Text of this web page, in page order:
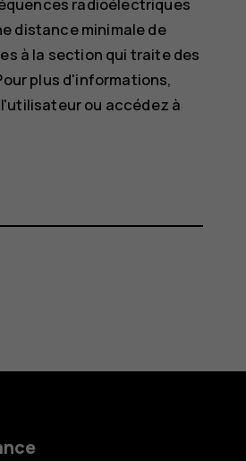
radioélectriques
distance minimale de
à la section qui traite des
plus d'informations,
ou accédez à